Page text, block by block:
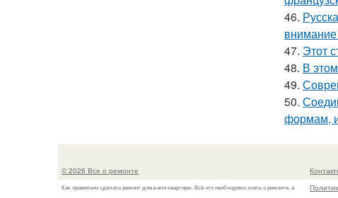
46.
47. Этот
48. В
49.
50.
формам,
© 2026 Все о ремонте
Как правильно сделать ремонт дома или квартиры. Всё что необходимо знать о ремонте, а